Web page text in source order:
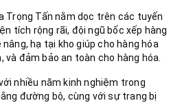
Trọng Tấn nằm dọc trên các tuyến
tích rộng rãi, đội ngũ bốc xếp hàng
hạ tại kho giúp cho hàng hóa
và đảm bảo an toàn cho hàng hóa.
nhiều năm kinh nghiệm trong
đường bộ, cùng với sự trang bị